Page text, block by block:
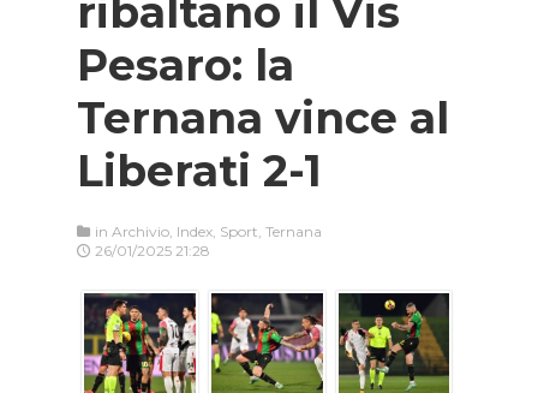
ribaltano il Vis
Pesaro: la
Ternana vince al
Liberati 2-1
in Archivio Index Sport Ternana
26/01/2025 21:28